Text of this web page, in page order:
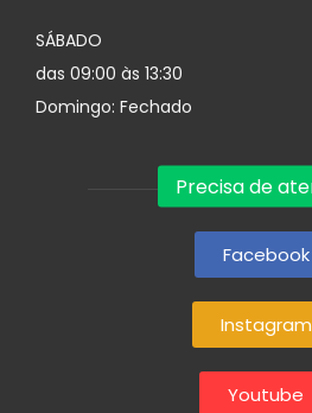
SÁBADO
das 09:00 às 13:30
Domingo: Fechado
Facebook
Instagram
Youtube